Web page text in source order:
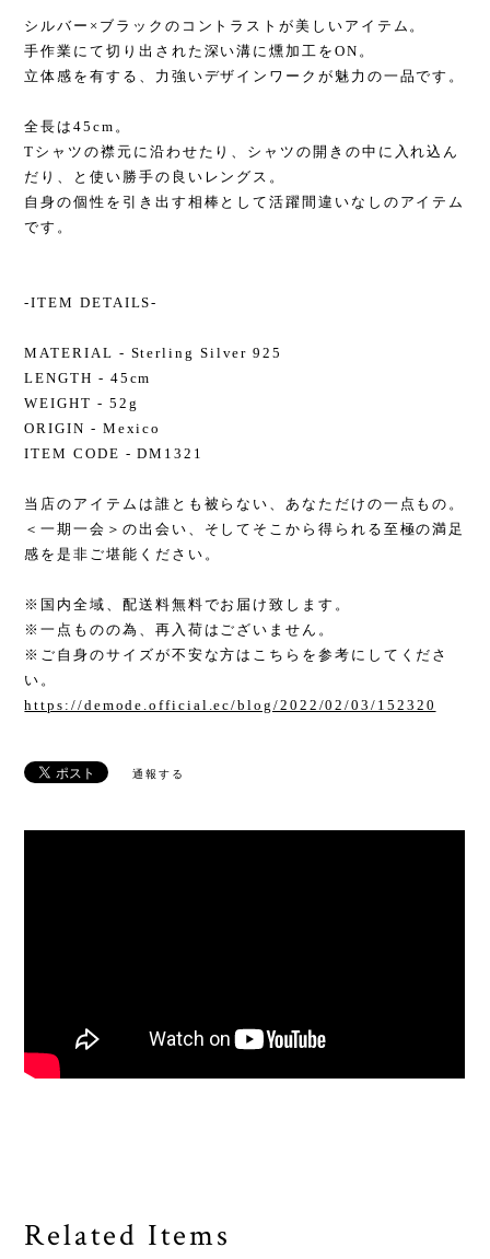
シルバー×ブラックのコントラストが美しいアイテム。
手作業にて切り出された深い溝に燻加工をON。
立体感を有する、力強いデザインワークが魅力の一品です。
全長は45cm。
Tシャツの襟元に沿わせたり、シャツの開きの中に入れ込ん
だり、と使い勝手の良いレングス。
自身の個性を引き出す相棒として活躍間違いなしのアイテム
です。
-ITEM DETAILS-
MATERIAL - Sterling Silver 925
LENGTH - 45cm
WEIGHT - 52g
ORIGIN - Mexico
ITEM CODE - DM1321
当店のアイテムは誰とも被らない、あなただけの一点もの。
＜一期一会＞の出会い、そしてそこから得られる至極の満足
感を是非ご堪能ください。
※国内全域、配送料無料でお届け致します。
※一点ものの為、再入荷はございません。
※ご自身のサイズが不安な方はこちらを参考にしてくださ
い。
https://demode.official.ec/blog/2022/02/03/152320
通報する
Related Items